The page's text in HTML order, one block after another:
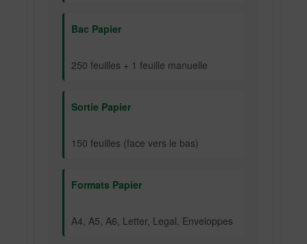
Bac Papier
250 feuilles + 1 feuille manuelle
Sortie Papier
150 feuilles (face vers le bas)
Formats Papier
A4, A5, A6, Letter, Legal, Enveloppes